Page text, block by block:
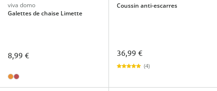
viva domo
Galettes de chaise Limette
8,99 €
Coussin anti-escarres
36,99 €
(4)